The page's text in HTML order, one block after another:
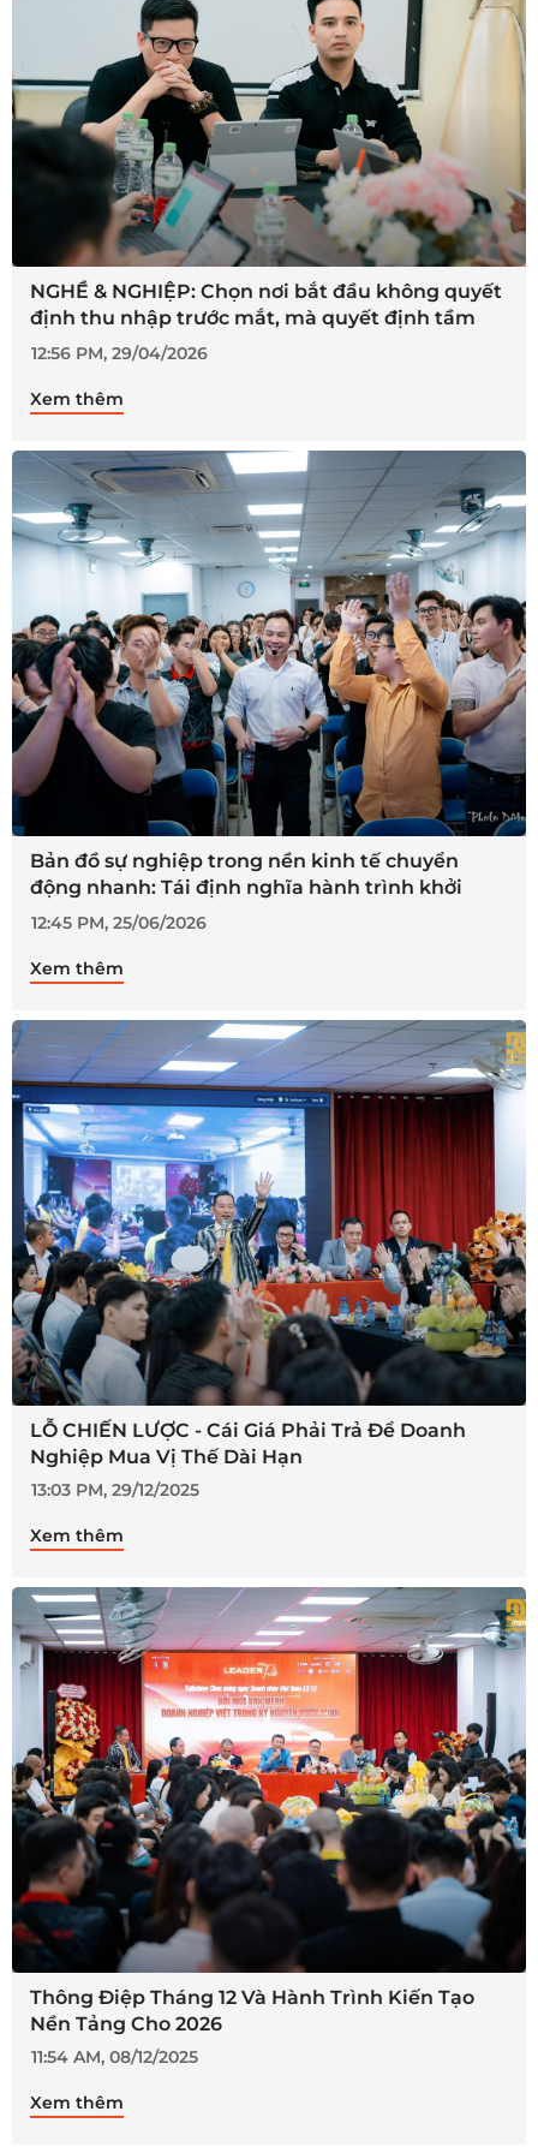
NGHỀ & NGHIỆP: Chọn nơi bắt đầu không quyết
định thu nhập trước mắt, mà quyết định tầm
vóc tương lai
12:56 PM, 29/04/2026
Xem thêm
Bản đồ sự nghiệp trong nền kinh tế chuyển
động nhanh: Tái định nghĩa hành trình khởi
nghiệp của người trẻ
12:45 PM, 25/06/2026
Xem thêm
LỖ CHIẾN LƯỢC - Cái Giá Phải Trả Để Doanh
Nghiệp Mua Vị Thế Dài Hạn
13:03 PM, 29/12/2025
Xem thêm
Thông Điệp Tháng 12 Và Hành Trình Kiến Tạo
Nền Tảng Cho 2026
11:54 AM, 08/12/2025
Xem thêm